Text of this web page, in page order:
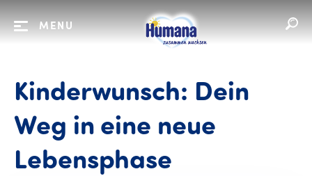
MENU
Kinderwunsch: Dein
Weg in eine neue
Lebensphase